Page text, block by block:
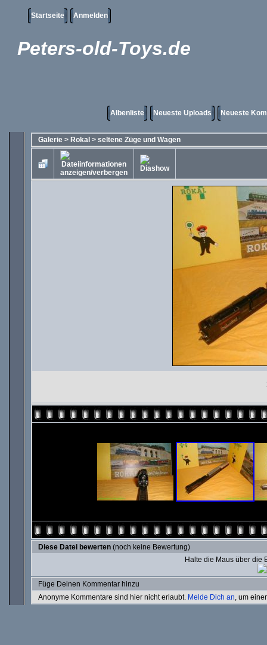
Startseite Anmelden
Peters-old-Toys.de
Albenliste Neueste Uploads Neueste
Galerie > Rokal > seltene Züge und Wagen
Diese Datei bewerten (noch keine Bewertung)
Halte die Maus über die
Füge Deinen Kommentar hinzu
Anonyme Kommentare sind hier nicht erlaubt. Melde Dich an, um